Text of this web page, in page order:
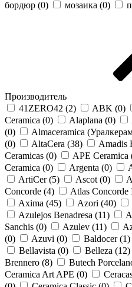
бордюр (0) мозаика (0)
Производитель
41ZERO42 (2) ABK (0)
Ceramica (0) Alaplana (0)
(0) Almaceramica
(0) AltaCera (38) Amadis
Ceramicas (0) APE Ceramica
Ceramica (0) Argenta (0)
ArtiCer (5) Ascot (0)
Concorde (4) Atlas Concorde
Axima (45) Azori (40)
Azulejos Benadresa (11)
Sanchis (0) Azulev (11)
(0) Azuvi (0) Baldocer (1)
Bellavista (0) Belleza (12)
Brennero (8) Butech
Ceramica Art APE (0)